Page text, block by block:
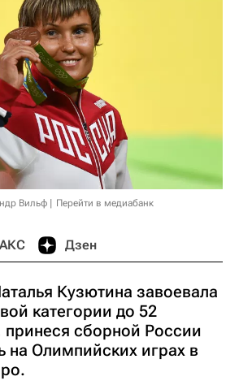
Вильф Перейти в медиабанк
Дзен
Кузютина завоевала
категории до 52
сборной России
на Олимпийских играх в